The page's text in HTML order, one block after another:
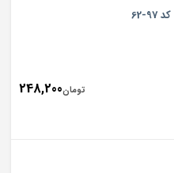
62
تومان248,200